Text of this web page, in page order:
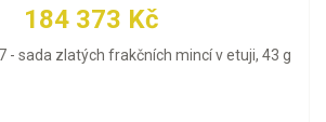
184 373 Kč
- sada zlatých frakčních mincí v etuji, 43 g